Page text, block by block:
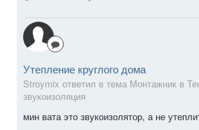
Утепление круглого дома
Stroymix ответил в тема Монтажник в
звукоизоляция
мин вата это звукоизолятор, а не